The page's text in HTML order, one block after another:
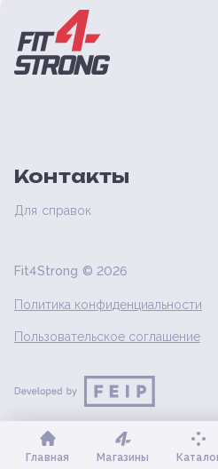
Контакты
Для справок
Fit4Strong © 2026
Политика конфиденциальности
Пользовательское соглашение
Главная Магазины